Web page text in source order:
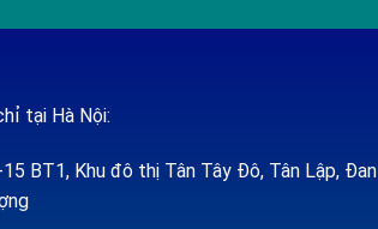
tại Hà Nội:
BT1, Khu đô thị Tân Tây Đô, Tân Lập, Đan